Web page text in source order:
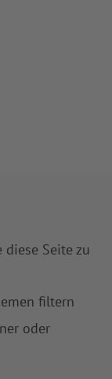
Seite zu
filtern
oder